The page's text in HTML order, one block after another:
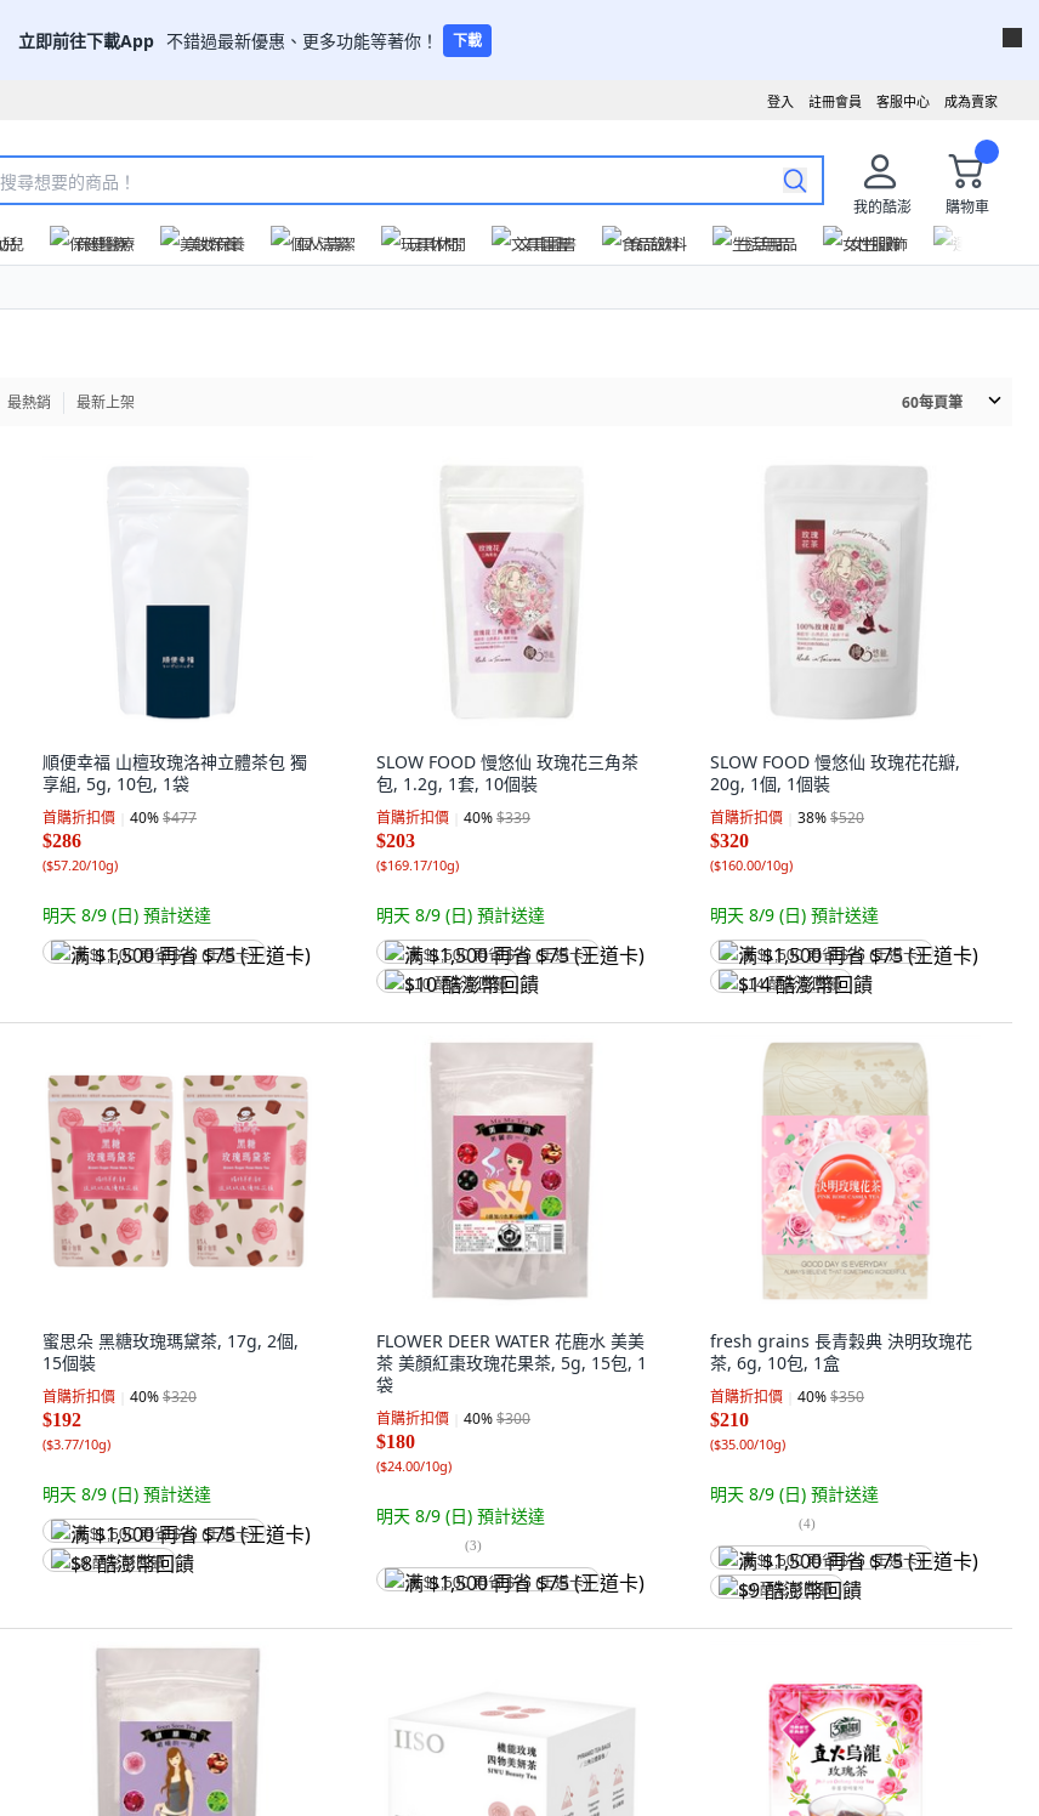
立即前往下載App 不錯過最新優惠、更多功能等著你！ 下載
成為賣家
客服中心
註冊會員
登入
我的酷澎
購物車
兒 保健醫療 美妝保養 個人清潔 玩具休閒 文具圖書 食品飲料 生活用品 女性服飾
最熱銷 最新上架 60每頁筆
順便幸福 山檀玫瑰洛神立體茶包 獨
享組, 5g, 10包, 1袋
首購折扣價 40%$477
$286
($57.20/10g)
明天 8/9 (日) 預計送達
满 $1,500 再省 $75 (王道卡)
SLOW FOOD 慢悠仙 玫瑰花三角茶
包, 1.2g, 1套, 10個裝
首購折扣價 40%$339
$203
($169.17/10g)
明天 8/9 (日) 預計送達
满 $1,500 再省 $75 (王道卡)
$10 酷澎幣回饋
SLOW FOOD 慢悠仙 玫瑰花花瓣,
20g, 1個, 1個裝
首購折扣價 38%$520
$320
($160.00/10g)
明天 8/9 (日) 預計送達
满 $1,500 再省 $75 (王道卡)
$14 酷澎幣回饋
蜜思朵 黑糖玫瑰瑪黛茶, 17g, 2個,
15個裝
首購折扣價 40%$320
$192
($3.77/10g)
明天 8/9 (日) 預計送達
满 $1,500 再省 $75 (王道卡)
$8 酷澎幣回饋
FLOWER DEER WATER 花鹿水 美美
茶 美顏紅棗玫瑰花果茶, 5g, 15包, 1
袋
首購折扣價 40%$300
$180
($24.00/10g)
明天 8/9 (日) 預計送達
(3)
满 $1,500 再省 $75 (王道卡)
fresh grains 長青穀典 決明玫瑰花
茶, 6g, 10包, 1盒
首購折扣價 40%$350
$210
($35.00/10g)
明天 8/9 (日) 預計送達
(4)
满 $1,500 再省 $75 (王道卡)
$9 酷澎幣回饋